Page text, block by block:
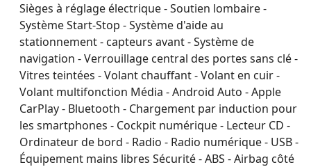
Sièges à réglage électrique - Soutien lombaire -
Système Start-Stop - Système d'aide au
stationnement - capteurs avant - Système de
navigation - Verrouillage central des portes sans clé -
Vitres teintées - Volant chauffant - Volant en cuir -
Volant multifonction Média - Android Auto - Apple
CarPlay - Bluetooth - Chargement par induction pour
les smartphones - Cockpit numérique - Lecteur CD -
Ordinateur de bord - Radio - Radio numérique - USB -
Équipement mains libres Sécurité - ABS - Airbag côté